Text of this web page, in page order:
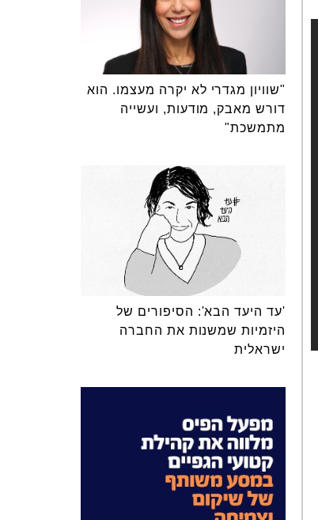
"שוויון מגדרי לא יקרה מעצמו. הוא
דורש מאבק, מודעות, ועשייה
מתמשכת"
'עד היעד הבא': הסיפורים של
היזמיות שמשנות את החברה
ישראלית